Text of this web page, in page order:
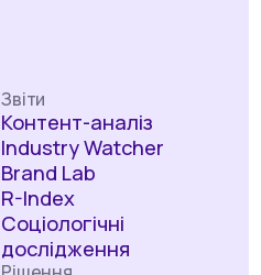
Звіти
Контент-аналіз
Industry Watcher
Brand Lab
R-Index
Соціологічні
дослідження